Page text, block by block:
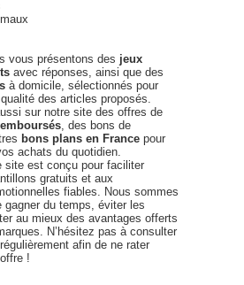
vous présentons des jeux
avec réponses, ainsi que des
à domicile, sélectionnés pour
des articles proposés.
sur notre site des offres de
, des bons de
bons plans en France pour
achats du quotidien.
site est conçu pour faciliter
gratuits et aux
fiables. Nous sommes
gagner du temps, éviter les
au mieux des avantages offerts
N’hésitez pas à consulter
afin de ne rater
!